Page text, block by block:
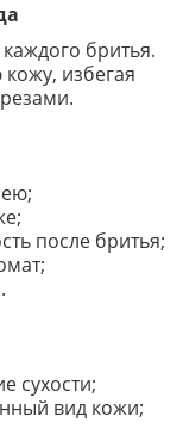
бритья.
избегая
после бритья;
сухости;
вид кожи;